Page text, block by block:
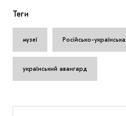
Теги
музеї Російсько-
український авангард